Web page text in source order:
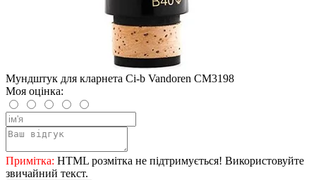
Мундштук для кларнета Сі-b Vandoren CM3198
Моя оцінка:
Примітка: HTML розмітка не підтримується! Використовуйте
звичайний текст.